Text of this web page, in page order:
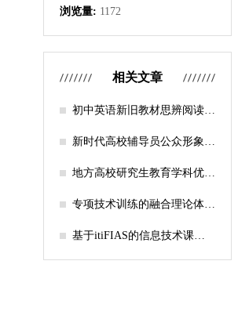
浏览量: 1172
相关文章
初中英语新旧教材思辨阅读任
新时代高校辅导员公众形象塑
地方高校研究生教育学科优化
径探析
专项技术训练的融合理论体系
基于itiFIAS的信息技术课堂